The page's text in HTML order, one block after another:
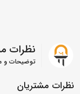
نظرات
توضیحات
نظرات مشتریان